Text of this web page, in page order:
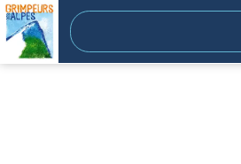
Rechercher :